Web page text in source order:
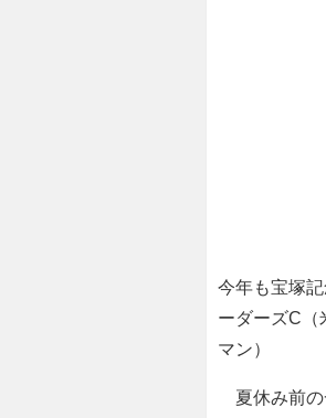
今年も宝塚
ーダーズC（
マン）
夏休み前の